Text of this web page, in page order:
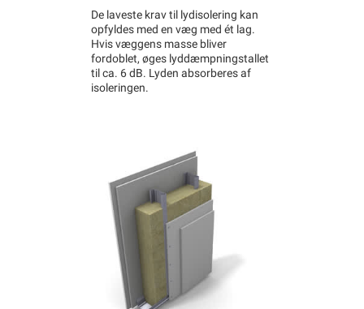
De laveste krav til lydisolering kan
opfyldes med en væg med ét lag.
Hvis væggens masse bliver
fordoblet, øges lyddæmpningstallet
til ca. 6 dB. Lyden absorberes af
isoleringen.